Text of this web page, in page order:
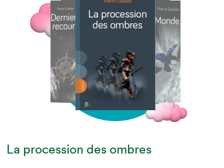
La procession des ombres